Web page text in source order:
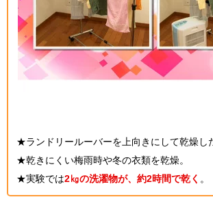
★ランドリールーバーを上向きにして乾燥し
★乾きにくい梅雨時や冬の衣類を乾燥。
★実験では2㎏の洗濯物が、約2時間で乾く 。